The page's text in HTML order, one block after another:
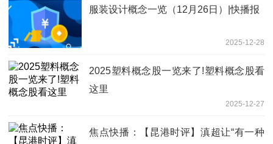
服装设计概念一览（12月26日）|快播报
2025-12-28
2025塑料概念股一览来了!塑料概念股看
这里
2025-12-27
焦点快播：【昆港时评】滇超让“有一种